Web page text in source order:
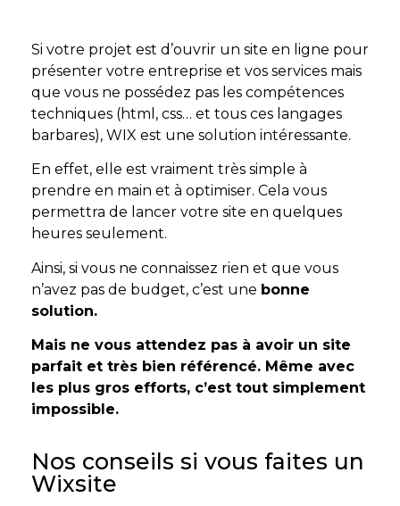
Si votre projet est d’ouvrir un site en ligne pour
présenter votre entreprise et vos services mais
que vous ne possédez pas les compétences
techniques (html, css… et tous ces langages
barbares), WIX est une solution intéressante.
En effet, elle est vraiment très simple à
prendre en main et à optimiser. Cela vous
permettra de lancer votre site en quelques
heures seulement.
Ainsi, si vous ne connaissez rien et que vous
n’avez pas de budget, c’est une bonne
solution.
Mais ne vous attendez pas à avoir un site
parfait et très bien référencé. Même avec
les plus gros efforts, c’est tout simplement
impossible.
Nos conseils si vous faites un
Wixsite